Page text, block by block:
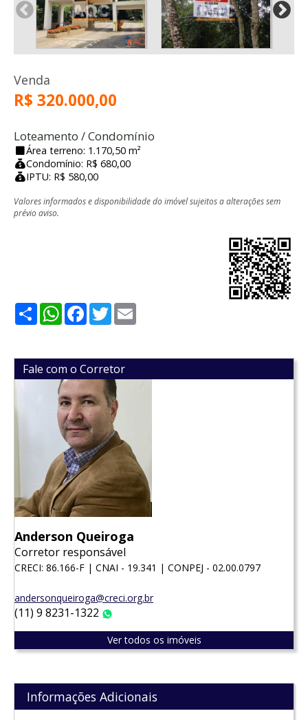
Venda
R$ 320.000,00
Loteamento / Condomínio
Área terreno: 1.170,50 m²
Condomínio: R$ 680,00
IPTU: R$ 580,00
Valores informados e disponibilidade do imóvel sujeitos a alterações sem
prévio aviso.
ShareWhatsApp
Facebook
Twitter
Fale com o Corretor
Anderson Queiroga
Corretor responsável
CRECI: 86.166-F | CNAI - 19.341 | CONPEJ - 02.00.0797
andersonqueiroga@creci.org.br
(11) 9 8231-1322
Ver todos os imóveis
Informações Adicionais